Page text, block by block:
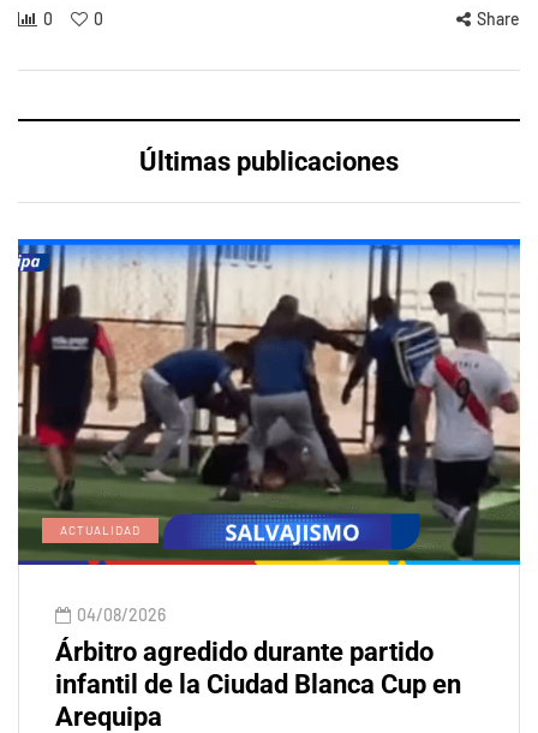
0 0 Share
Últimas publicaciones
ACTUALIDAD
04/08/2026
Árbitro agredido durante partido
infantil de la Ciudad Blanca Cup en
Arequipa